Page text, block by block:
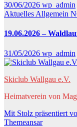
30/06/2026 wp_admin
Aktuelles Allgemein
19.06.2026 –
31/05/2026 wp_admin
Skiclub Wallgau e.V.
Heimatverein von
Mit Stolz präsentiert
Themeansar